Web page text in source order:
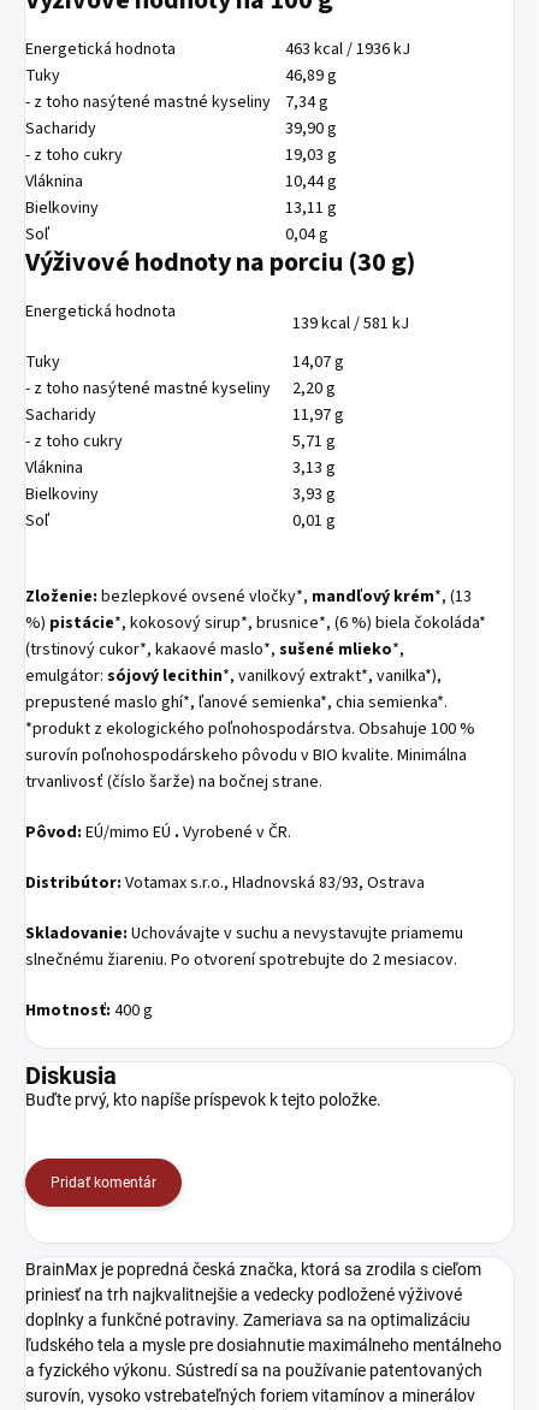
Energetická hodnota
463 kcal / 1936 kJ
Tuky
46,89 g
- z toho nasýtené mastné kyseliny
7,34 g
Sacharidy
39,90 g
- z toho cukry
19,03 g
Vláknina
10,44 g
Bielkoviny
13,11 g
Soľ
0,04 g
Výživové hodnoty na porciu (30 g)
Energetická hodnota
139 kcal / 581 kJ
Tuky
14,07 g
- z toho nasýtené mastné kyseliny
2,20 g
Sacharidy
11,97 g
- z toho cukry
5,71 g
Vláknina
3,13 g
Bielkoviny
3,93 g
Soľ
0,01 g
Zloženie: bezlepkové ovsené vločky*, mandľový krém*, (13
%) pistácie*, kokosový sirup*, brusnice*, (6 %) biela čokoláda*
(trstinový cukor*, kakaové maslo*, sušené mlieko*,
emulgátor: sójový lecithin*, vanilkový extrakt*, vanilka*),
prepustené maslo ghí*, ľanové semienka*, chia semienka*.
*produkt z ekologického poľnohospodárstva. Obsahuje 100 %
surovín poľnohospodárskeho pôvodu v BIO kvalite. Minimálna
trvanlivosť (číslo šarže) na bočnej strane.
Pôvod: EÚ/mimo EÚ . Vyrobené v ČR.
Distribútor: Votamax s.r.o., Hladnovská 83/93, Ostrava
Skladovanie: Uchovávajte v suchu a nevystavujte priamemu
slnečnému žiareniu. Po otvorení spotrebujte do 2 mesiacov.
Hmotnosť: 400 g
Diskusia
Buďte prvý, kto napíše príspevok k tejto položke.
Pridať komentár
BrainMax je popredná česká značka, ktorá sa zrodila s cieľom
priniesť na trh najkvalitnejšie a vedecky podložené výživové
doplnky a funkčné potraviny. Zameriava sa na optimalizáciu
ľudského tela a mysle pre dosiahnutie maximálneho mentálneho
a fyzického výkonu. Sústredí sa na používanie patentovaných
surovín, vysoko vstrebateľných foriem vitamínov a minerálov